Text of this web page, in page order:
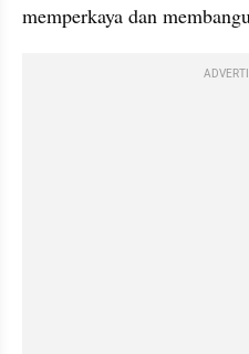
memperkaya dan